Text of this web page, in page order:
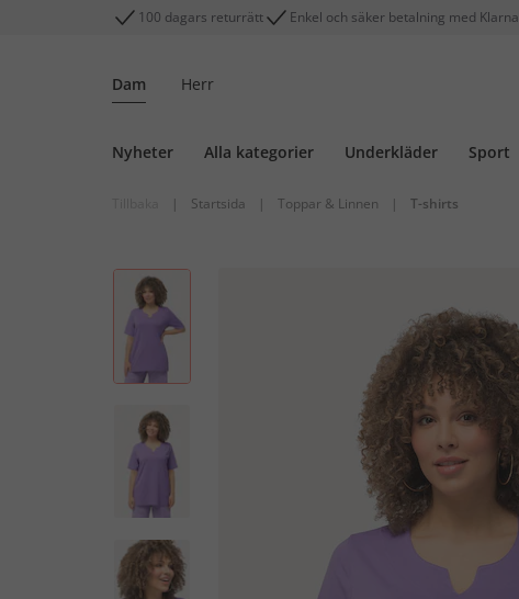
100 dagars returrätt Enkel och säker betalning med Klarna
Dam Herr
Nyheter Alla kategorier Underkläder Sport
| Startsida | Toppar & Linnen | T-shirts